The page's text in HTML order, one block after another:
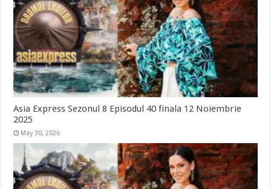
Asia Express Sezonul 8 Episodul 40 finala 12 Noiembrie
2025
May 30, 2026